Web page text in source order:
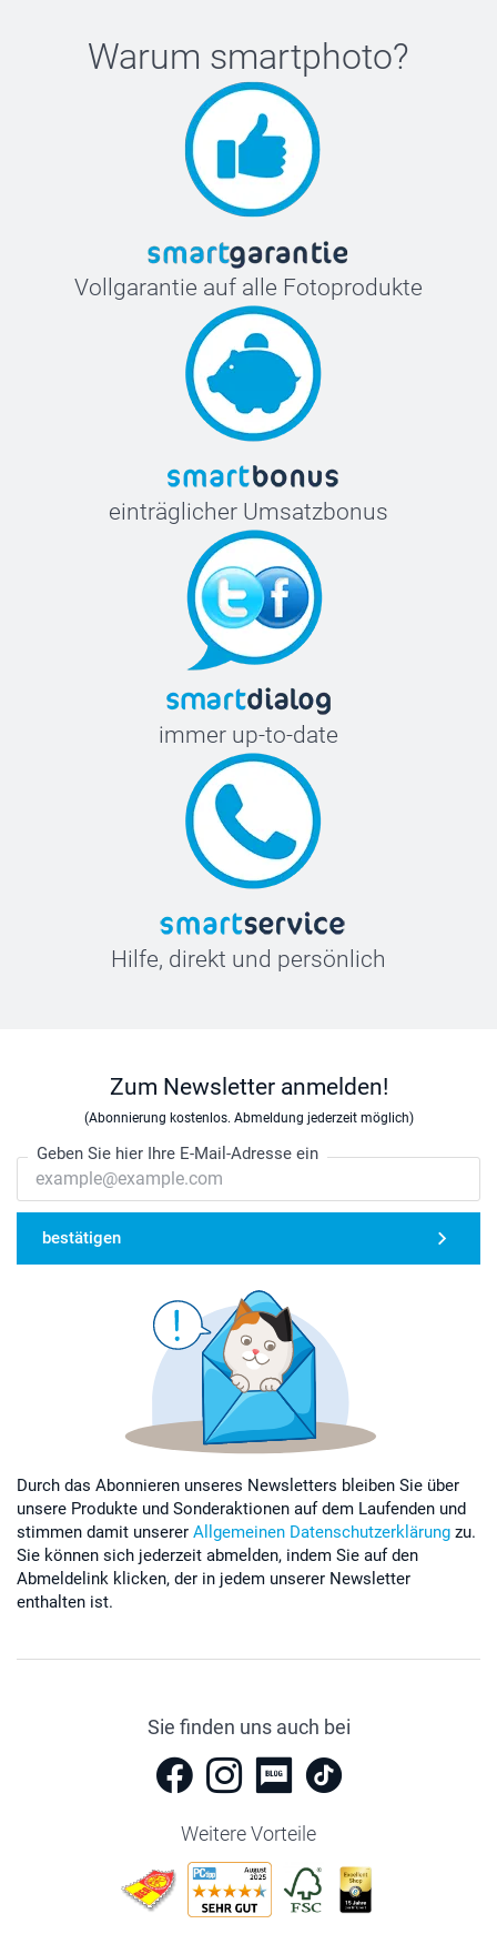
Warum smartphoto?
Vollgarantie auf alle Fotoprodukte
einträglicher Umsatzbonus
immer up-to-date
Hilfe, direkt und persönlich
Zum Newsletter anmelden!
(Abonnierung kostenlos. Abmeldung jederzeit möglich)
Geben Sie hier Ihre E-Mail-Adresse ein
bestätigen
Durch das Abonnieren unseres Newsletters bleiben Sie über
unsere Produkte und Sonderaktionen auf dem Laufenden und
stimmen damit unserer Allgemeinen Datenschutzerklärung zu.
Sie können sich jederzeit abmelden, indem Sie auf den
Abmeldelink klicken, der in jedem unserer Newsletter
enthalten ist.
Sie finden uns auch bei
Weitere Vorteile